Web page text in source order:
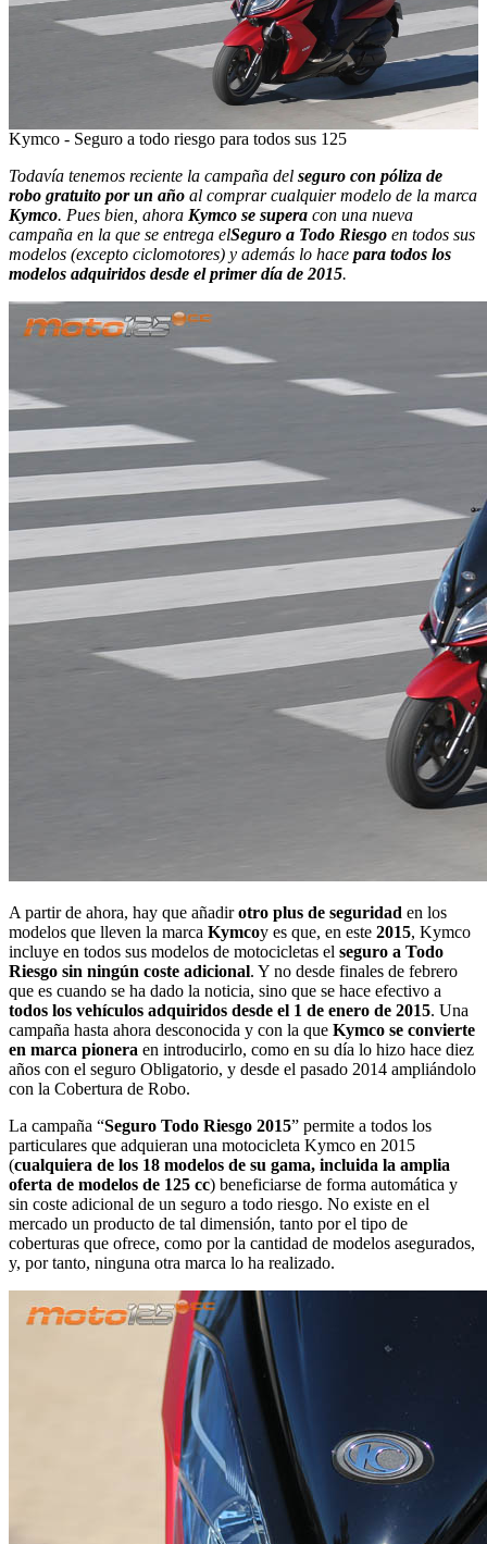
Kymco - Seguro a todo riesgo para todos sus 125
Todavía tenemos reciente la campaña del seguro con póliza de
robo gratuito por un año al comprar cualquier modelo de la marca
Kymco. Pues bien, ahora Kymco se supera con una nueva
campaña en la que se entrega elSeguro a Todo Riesgo en todos sus
modelos (excepto ciclomotores) y además lo hace para todos los
modelos adquiridos desde el primer día de 2015.
A partir de ahora, hay que añadirotro plus de seguridad en los
modelos que lleven la marca Kymcoy es que, en este 2015, Kymco
incluye en todos sus modelos de motocicletas el seguro a Todo
Riesgo sin ningún coste adicional. Y no desde finales de febrero
que es cuando se ha dado la noticia, sino que se hace efectivo a
todos los vehículos adquiridos desde el 1 de enero de 2015. Una
campaña hasta ahora desconocida y con la que Kymco se convierte
en marca pionera en introducirlo, como en su día lo hizo hace diez
años con el seguro Obligatorio, y desde el pasado 2014 ampliándolo
con la Cobertura de Robo.
La campaña “Seguro Todo Riesgo 2015” permite a todos los
particulares que adquieran una motocicleta Kymco en 2015
(cualquiera de los 18 modelos de su gama, incluida la amplia
oferta de modelos de 125 cc) beneficiarse de forma automática y
sin coste adicional de un seguro a todo riesgo. No existe en el
mercado un producto de tal dimensión, tanto por el tipo de
coberturas que ofrece, como por la cantidad de modelos asegurados,
y, por tanto, ninguna otra marca lo ha realizado.